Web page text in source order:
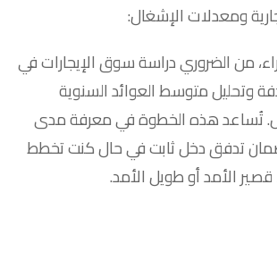
ومعدلات الإشغال:
من الضروري دراسة سوق الإيجارات في
وتحليل متوسط العوائد السنوية
تُساعد هذه الخطوة في معرفة مدى
تدفق دخل ثابت في حال كنت تخطط
قصير الأمد أو طويل الأمد.